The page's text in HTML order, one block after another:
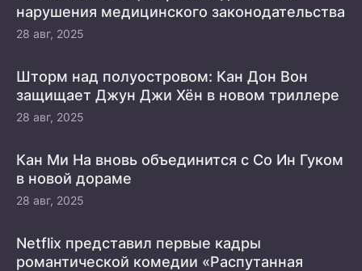
нарушения медицинского законодательства
28 авг, 2025
Шторм над полуостровом: Кан Дон Вон
защищает Джун Джи Хён в новом триллере
28 авг, 2025
Кан Ми На вновь объединится с Со Ин Гуком
в новой дораме
28 авг, 2025
Netflix представил первые кадры
романтической комедии «Распутанная